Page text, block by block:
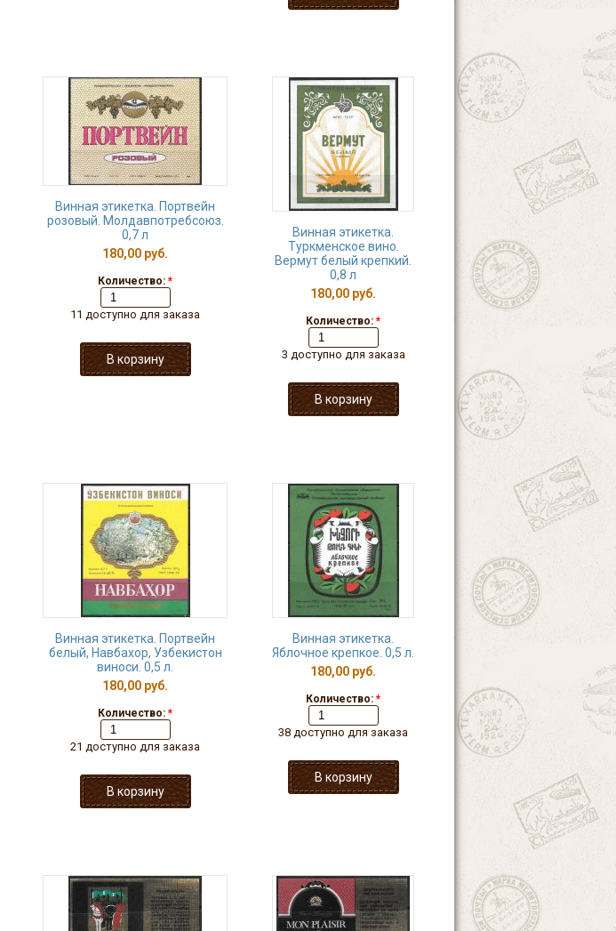
Винная этикетка. Портвейн
розовый. Молдавпотребсоюз.
0,7 л
180,00 руб.
Количество: *
11 доступно для заказа
Винная этикетка.
Туркменское вино.
Вермут белый крепкий.
0,8 л
180,00 руб.
Количество: *
3 доступно для заказа
Винная этикетка. Портвейн
белый, Навбахор, Узбекистон
виноси. 0,5 л.
180,00 руб.
Количество: *
21 доступно для заказа
Винная этикетка.
Яблочное крепкое. 0,5 л.
180,00 руб.
Количество: *
38 доступно для заказа